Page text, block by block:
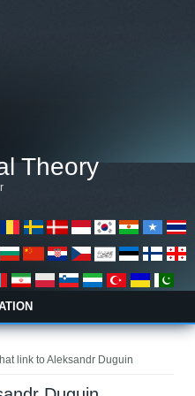
Theory
link to Aleksandr Duguin